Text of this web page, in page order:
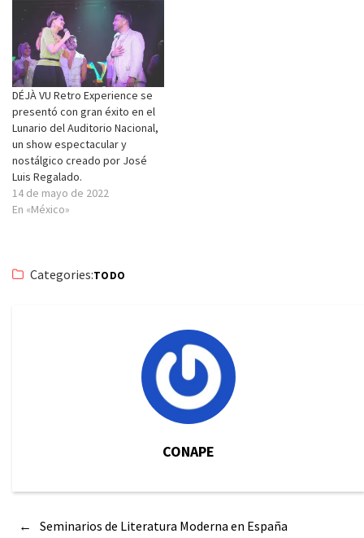
DÉJÀ VU Retro Experience se
presentó con gran éxito en el
Lunario del Auditorio Nacional,
un show espectacular y
nostálgico creado por José
Luis Regalado.
14 de mayo de 2022
En «México»
Categories:TODO
CONAPE
←
Seminarios de Literatura Moderna en España